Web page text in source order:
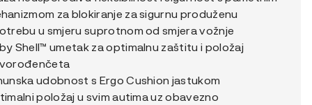
za blokiranje za sigurnu produženu
u smjeru suprotnom od smjera vožnje
Shell™ umetak za optimalnu zaštitu i položaj
udobnost s Ergo Cushion jastukom
položaj u svim autima uz obavezno